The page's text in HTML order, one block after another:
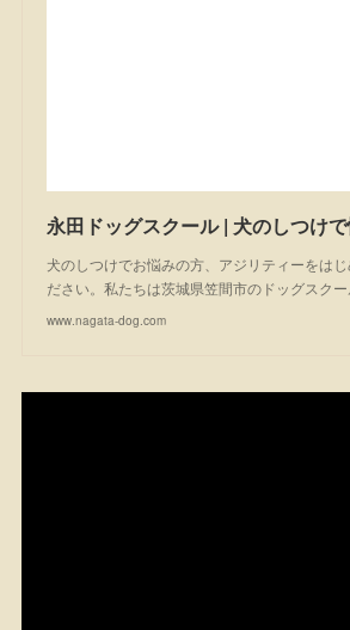
犬のしつけでお悩みの方、アジリティーをは
ださい。私たちは茨城県笠間市のドッグスクー
www.nagata-dog.com